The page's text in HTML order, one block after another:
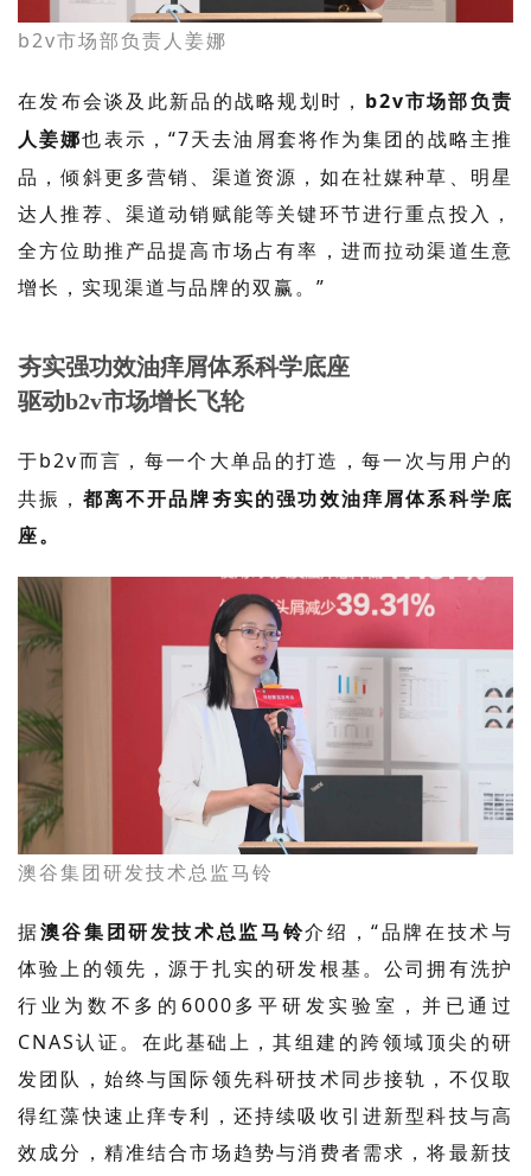
b2v市场部负责人姜娜
在发布会谈及此新品的战略规划时， b2v市场部负责
人姜娜也表示，“7天去油屑套将作为集团的战略主推
品，倾斜更多营销、渠道资源，如在社媒种草、明星
达人推荐、渠道动销赋能等关键环节进行重点投入，
全方位助推产品提高市场占有率，进而拉动渠道生意
增长，实现渠道与品牌的双赢。”
夯实强功效油痒屑体系科学底座
驱动b2v市场增长飞轮
于b2v而言，每一个大单品的打造，每一次与用户的
共振， 都离不开品牌夯实的强功效油痒屑体系科学底
座。
澳谷集团研发技术总监马铃
据澳谷集团研发技术总监马铃介绍，“品牌在技术与
体验上的领先，源于扎实的研发根基。公司拥有洗护
行业为数不多的 6000多平研发实验室，并已通过
CNAS认证。在此基础上，其组建的跨领域顶尖的研
发团队，始终与国际领先科研技术同步接轨，不仅取
得红藻快速止痒专利，还持续吸收引进新型科技与高
效成分 ， 精准结合市场趋势与消费者需求，将最新技